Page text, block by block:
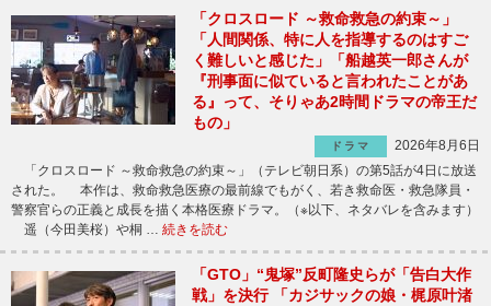
「クロスロード ～救命救急の約束～」
「人間関係、特に人を指導するのはすご
く難しいと感じた」「船越英一郎さんが
『刑事面に似ていると言われたことがあ
る』って、そりゃあ2時間ドラマの帝王だ
もの」
ドラマ
2026年8月6日
「クロスロード ～救命救急の約束～」（テレビ朝日系）の第5話が4日に放送
された。 本作は、救命救急医療の最前線でもがく、若き救命医・救急隊員・
警察官らの正義と成長を描く本格医療ドラマ。（※以下、ネタバレを含みます）
遥（今田美桜）や桐 … 続きを読む
「GTO」“鬼塚”反町隆史らが「告白大作
戦」を決行 「カジサックの娘・梶原叶渚